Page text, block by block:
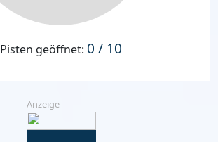
Pisten geöffnet: 0 / 10
Anzeige